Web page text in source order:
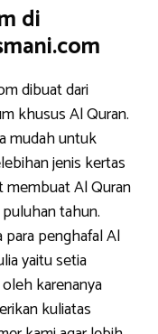
di
dibuat dari
khusus Al Quran.
mudah untuk
jenis kertas
membuat Al Quran
tahun.
penghafal Al
yaitu setia
karenanya
kuliatas